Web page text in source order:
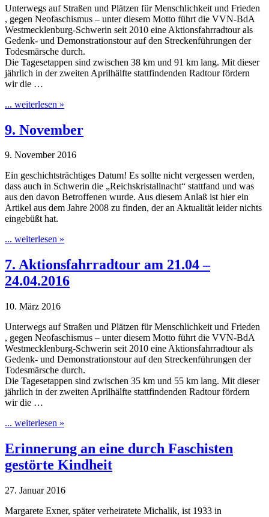
Unterwegs auf Straßen und Plätzen für Menschlichkeit und Frieden
, gegen Neofaschismus – unter diesem Motto führt die VVN-BdA
Westmecklenburg-Schwerin seit 2010 eine Aktionsfahrradtour als
Gedenk- und Demonstrationstour auf den Streckenführungen der
Todesmärsche durch.
Die Tagesetappen sind zwischen 38 km und 91 km lang. Mit dieser
jährlich in der zweiten Aprilhälfte stattfindenden Radtour fördern
wir die …
... weiterlesen »
9. November
9. November 2016
Ein geschichtsträchtiges Datum! Es sollte nicht vergessen werden,
dass auch in Schwerin die „Reichskristallnacht“ stattfand und was
aus den davon Betroffenen wurde. Aus diesem Anlaß ist hier ein
Artikel aus dem Jahre 2008 zu finden, der an Aktualität leider nichts
eingebüßt hat.
... weiterlesen »
7. Aktionsfahrradtour am 21.04 –
24.04.2016
10. März 2016
Unterwegs auf Straßen und Plätzen für Menschlichkeit und Frieden
, gegen Neofaschismus – unter diesem Motto führt die VVN-BdA
Westmecklenburg-Schwerin seit 2010 eine Aktionsfahrradtour als
Gedenk- und Demonstrationstour auf den Streckenführungen der
Todesmärsche durch.
Die Tagesetappen sind zwischen 35 km und 55 km lang. Mit dieser
jährlich in der zweiten Aprilhälfte stattfindenden Radtour fördern
wir die …
... weiterlesen »
Erinnerung an eine durch Faschisten
gestörte Kindheit
27. Januar 2016
Margarete Exner, später verheiratete Michalik, ist 1933 in